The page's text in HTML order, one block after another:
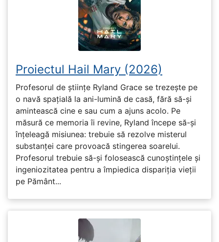
Proiectul Hail Mary (2026)
Profesorul de științe Ryland Grace se trezește pe
o navă spațială la ani-lumină de casă, fără să-și
amintească cine e sau cum a ajuns acolo. Pe
măsură ce memoria îi revine, Ryland începe să-și
înțeleagă misiunea: trebuie să rezolve misterul
substanței care provoacă stingerea soarelui.
Profesorul trebuie să-și folosească cunoștințele și
ingeniozitatea pentru a împiedica dispariția vieții
pe Pământ...